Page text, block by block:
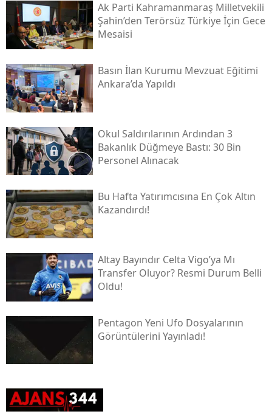
Ak Parti Kahramanmaraş Milletvekili
Şahin’den Terörsüz Türkiye İçin Gece
Mesaisi
Basın İlan Kurumu Mevzuat Eğitimi
Ankara’da Yapıldı
Okul Saldırılarının Ardından 3
Bakanlık Düğmeye Bastı: 30 Bin
Personel Alınacak
Bu Hafta Yatırımcısına En Çok Altın
Kazandırdı!
Altay Bayındır Celta Vigo’ya Mı
Transfer Oluyor? Resmi Durum Belli
Oldu!
Pentagon Yeni Ufo Dosyalarının
Görüntülerini Yayınladı!